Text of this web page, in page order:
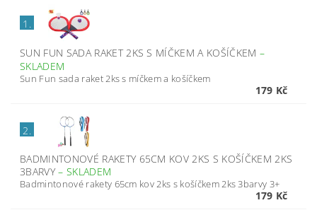
1.
SUN FUN SADA RAKET 2KS S MÍČKEM A KOŠÍČKEM –
SKLADEM
Sun Fun sada raket 2ks s míčkem a košíčkem
179 Kč
2.
BADMINTONOVÉ RAKETY 65CM KOV 2KS S KOŠÍČKEM 2KS
3BARVY–SKLADEM
Badmintonové rakety 65cm kov 2ks s košíčkem 2ks 3barvy 3+
179 Kč